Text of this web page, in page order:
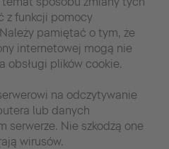
z funkcji pomocy
pamiętać o tym, że
internetowej mogą nie
obsługi plików cookie.
na odczytywanie
lub danych
serwerze. Nie szkodzą one
wirusów.